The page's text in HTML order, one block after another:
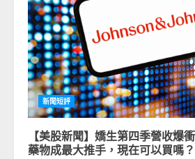
新聞短評
【美股新聞】嬌生第四季營收爆
藥物成最大推手，現在可以買嗎？